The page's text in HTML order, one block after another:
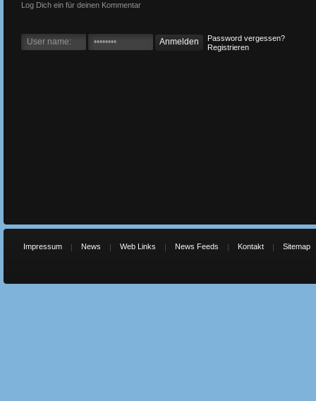
Log Dich ein für deinen Kommentar
Password vergessen?
Registrieren
Impressum News Web Links News Feeds Kontakt Sitemap